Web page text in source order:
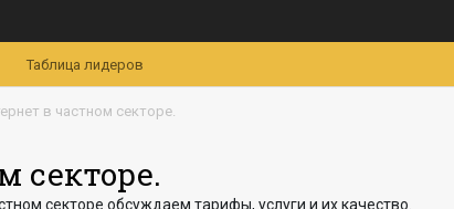
Таблица лидеров
в частном секторе.
секторе.
секторе обсуждаем тарифы, услуги и их качество.